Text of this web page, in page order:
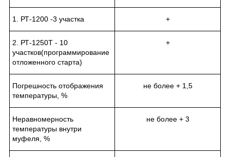
1. РТ-1200 -3 участка +
2. РТ-1250Т - 10
участков(программирование
отложенного старта)
+
Погрешность отображения
температуры, %
не более + 1,5
Неравномерность
температуры внутри
муфеля, %
не более + 3